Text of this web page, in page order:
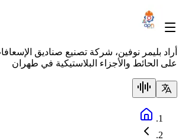
أراد بليمر نوفين، شركة تصنيع صناديق
على الحائط والأجزاء البلاستيكية في طهران